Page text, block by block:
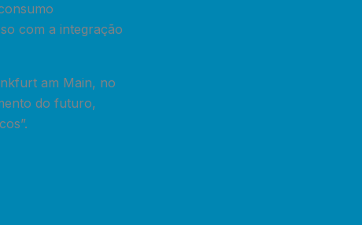
com a integração
am Main, no
do futuro,